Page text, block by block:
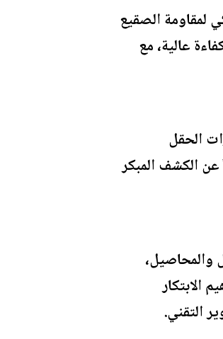
لمقاومة الصقيع
عالية، مع
الحقل
الكشف المبكر
والمحاصيل،
الابتكار
التقني.